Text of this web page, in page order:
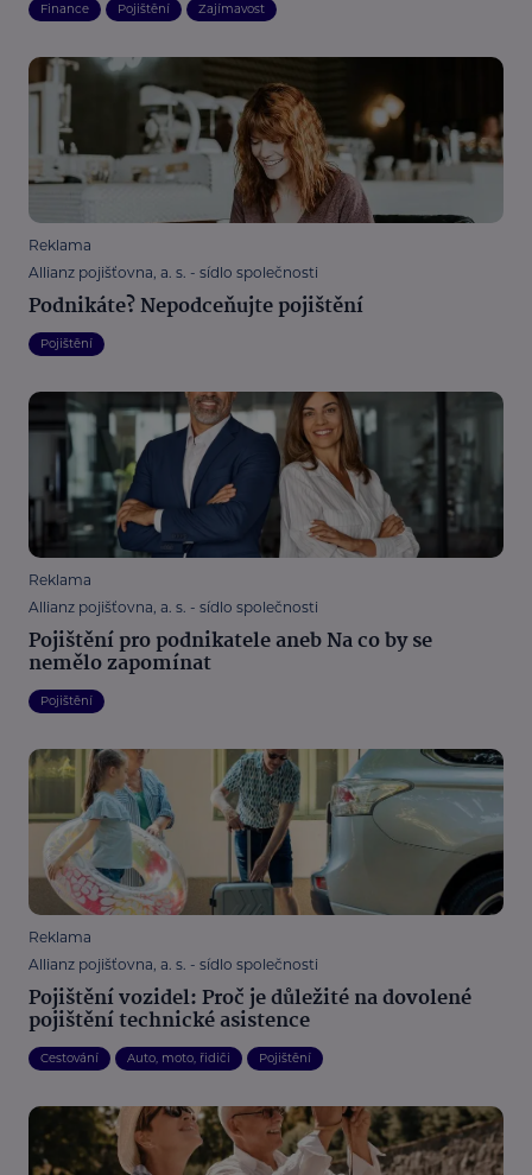
Finance Pojištění Zajímavost
Reklama
Allianz pojišťovna, a. s. - sídlo společnosti
Podnikáte? Nepodceňujte pojištění
Pojištění
Reklama
Allianz pojišťovna, a. s. - sídlo společnosti
Pojištění pro podnikatele aneb Na co by se
nemělo zapomínat
Pojištění
Reklama
Allianz pojišťovna, a. s. - sídlo společnosti
Pojištění vozidel: Proč je důležité na dovolené
pojištění technické asistence
Cestování Auto, moto, řidiči Pojištění